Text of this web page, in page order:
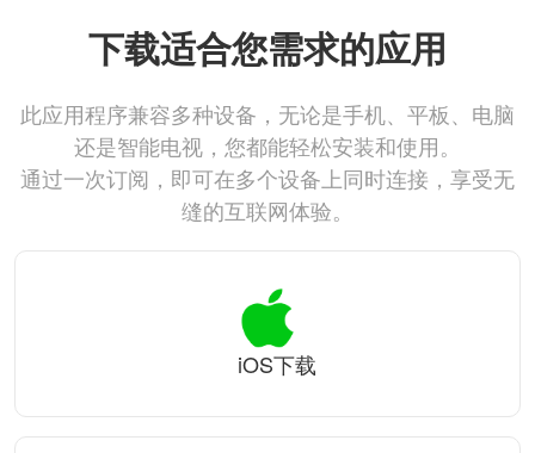
下载适合您需求的应用
此应用程序兼容多种设备，无论是手机、平板、电脑
还是智能电视，您都能轻松安装和使用。
通过一次订阅，即可在多个设备上同时连接，享受无
缝的互联网体验。
iOS下载